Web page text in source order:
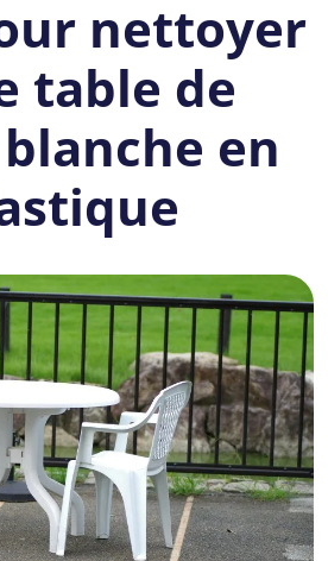
nettoyer
table de
en